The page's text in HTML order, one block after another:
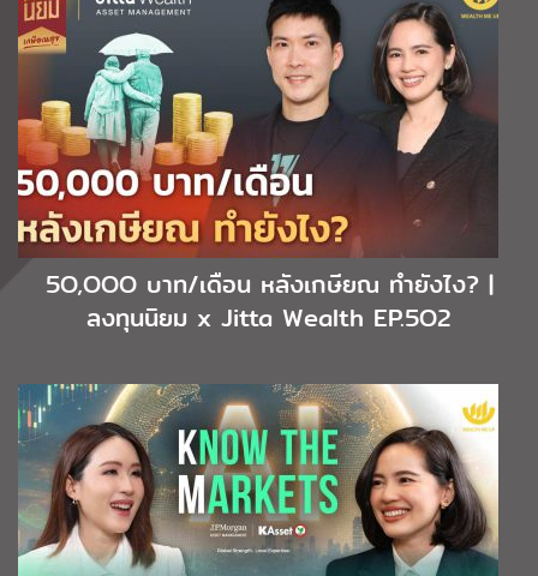
5O,OOO บาท/เดือน หลังเกษียณ ทำยังไง? |
ลงทุนนิยม x Jitta Wealth EP.5O2